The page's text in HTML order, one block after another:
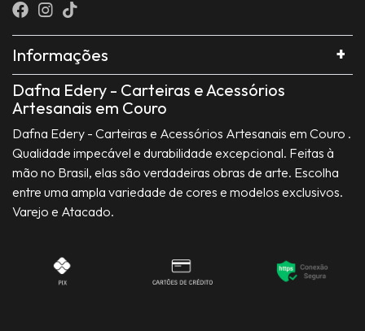
Informações
Dafna Edery - Carteiras e Acessórios
Artesanais em Couro
Dafna Edery - Carteiras e Acessórios Artesanais em Couro .
Qualidade impecável e durabilidade excepcional. Feitas à
mão no Brasil, elas são verdadeiras obras de arte. Escolha
entre uma ampla variedade de cores e modelos exclusivos.
Varejo e Atacado.